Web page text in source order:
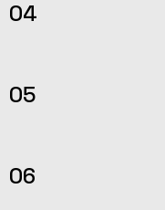
04
05
06